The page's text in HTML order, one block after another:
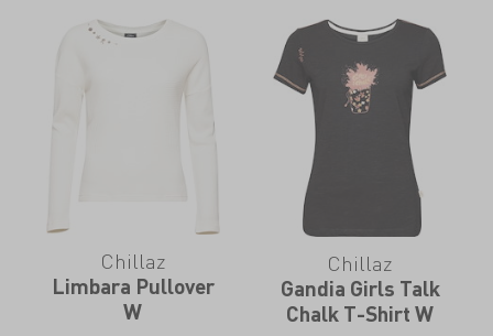
Chillaz
Limbara Pullover
W
Chillaz
Gandia Girls Talk
Chalk T-Shirt W